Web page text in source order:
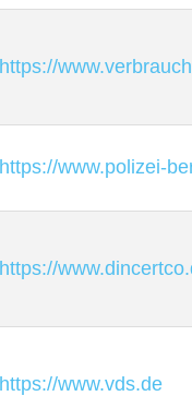
https://
https://www.polizei-
https://
https://www.vds.de